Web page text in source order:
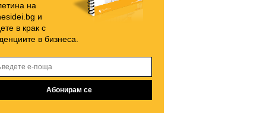
на
и
в крак с
в бизнеса.